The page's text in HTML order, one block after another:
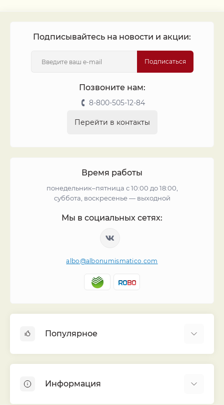
Подписывайтесь на новости и акции:
Подписаться
Позвоните нам:
8-800-505-12-84
Перейти в контакты
Время работы
понедельник–пятница с 10:00 до 18:00,
суббота, воскресенье — выходной
Мы в социальных сетях:
albo@albonumismatico.com
Популярное
Монеты
Банкноты
Информация